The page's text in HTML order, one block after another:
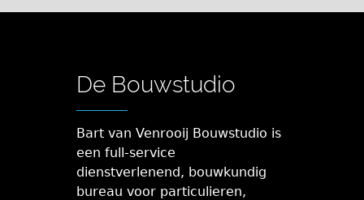
De Bouwstudio
Bart van Venrooij Bouwstudio is
een full-service
dienstverlenend, bouwkundig
bureau voor particulieren,